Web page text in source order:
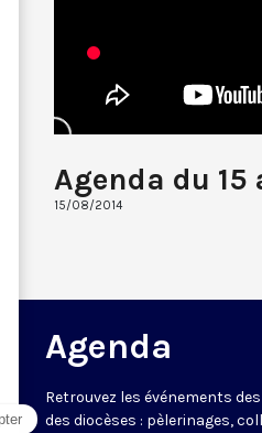
Agenda du 15
15/08/2014
Agenda
Retrouvez les événements
des diocèses : pèlerinages,